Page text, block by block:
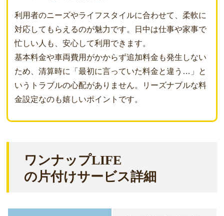
利用者のニーズやライフスタイルに合わせて、柔軟に
対応してもらえるのが魅力です。日中は仕事や家事で
忙しい人も、安心して利用できます。
基本料金や車両費用がかからず追加料金も発生しない
ため、清算時に「最初に言っていた料金と違う…」と
いうトラブルの心配がありません。リーズナブルな料
金設定なのも嬉しいポイントです。
ワンナップLIFE
の片付けサービス詳細